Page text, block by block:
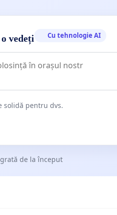
vedeți Cu tehnologie AI
solidă pentru dvs.
de la început